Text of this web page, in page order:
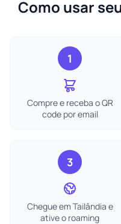
Como usar
1
Compre e receba o QR
code por email
3
Chegue em Tailândia e
ative o roaming